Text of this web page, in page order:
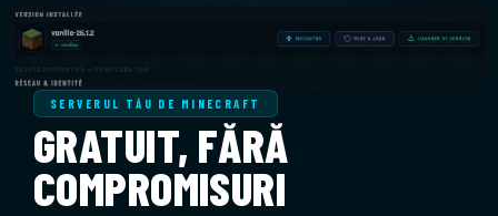
SERVERUL TĂU DE MINECRAFT
GRATUIT, FĂRĂ
COMPROMISURI